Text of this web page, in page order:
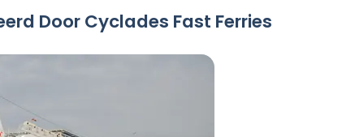
Door Cyclades Fast Ferries